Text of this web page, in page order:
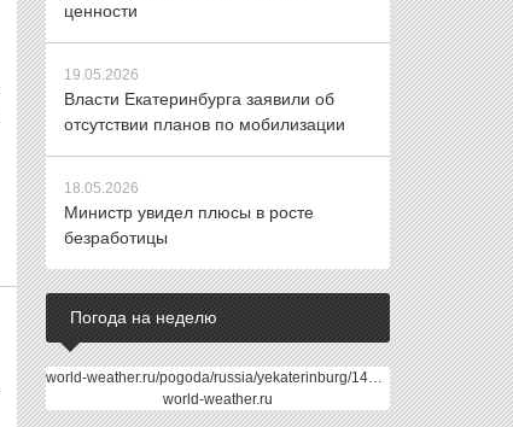
ценности
19.05.2026
Власти Екатеринбурга заявили об
отсутствии планов по мобилизации
18.05.2026
Министр увидел плюсы в росте
безработицы
Погода на неделю
world-weather.ru/pogoda/russia/yekaterinburg/14days/
world-weather.ru